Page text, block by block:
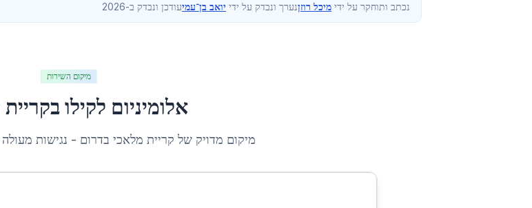
נכתב ותוחקר על ידי מיכל רוזןנערך ונבדק על ידי יואב בן־עמיעודכן ונבדק ב-2026
מיקום השירות
אלומיניום לקילוב
מיקום מדויק של קריית מלאכי בדרום - נגישות